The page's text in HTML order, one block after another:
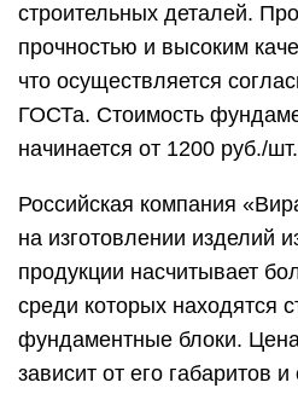
строительных деталей.
прочностью и высоким
что осуществляется
ГОСТа. Стоимость
начинается от 1200 руб./шт.
Российская компания
на изготовлении изделий
продукции насчитывает
среди которых находятся
фундаментные блоки.
зависит от его габаритов